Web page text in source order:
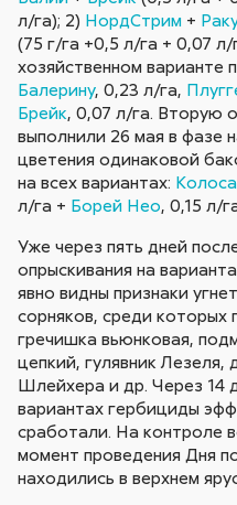
л/га); 2) НордСтрим +
(75 г/га +0,5 л/га + 0,07 л/
хозяйственном варианте
Балерину, 0,23 л/га,
Брейк, 0,07 л/га. Вторую
выполнили 26 мая в фазе
цветения одинаковой
на всех вариантах:
л/га + Борей Нео, 0,15 л/
Уже через пять дней
опрыскивания на
явно видны признаки
сорняков, среди которых
гречишка вьюнковая,
цепкий, гулявник Лезеля,
Шлейхера и др. Через 14
вариантах гербициды
сработали. На контроле
момент проведения Дня
находились в верхнем